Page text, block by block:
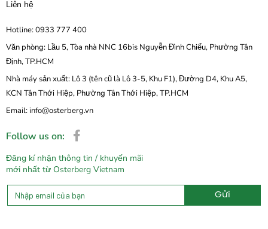
Liên hệ
Hotline: 0933 777 400
Văn phòng: Lầu 5, Tòa nhà NNC 16bis Nguyễn Đình Chiểu, Phường Tân
Định, TP.HCM
Nhà máy sản xuất: Lô 3 (tên cũ là Lô 3-5, Khu F1), Đường D4, Khu A5,
KCN Tân Thới Hiệp, Phường Tân Thới Hiệp, TP.HCM
Email: info@osterberg.vn
Follow us on:
Đăng kí nhận thông tin / khuyến mãi
mới nhất từ Osterberg Vietnam
Gửi